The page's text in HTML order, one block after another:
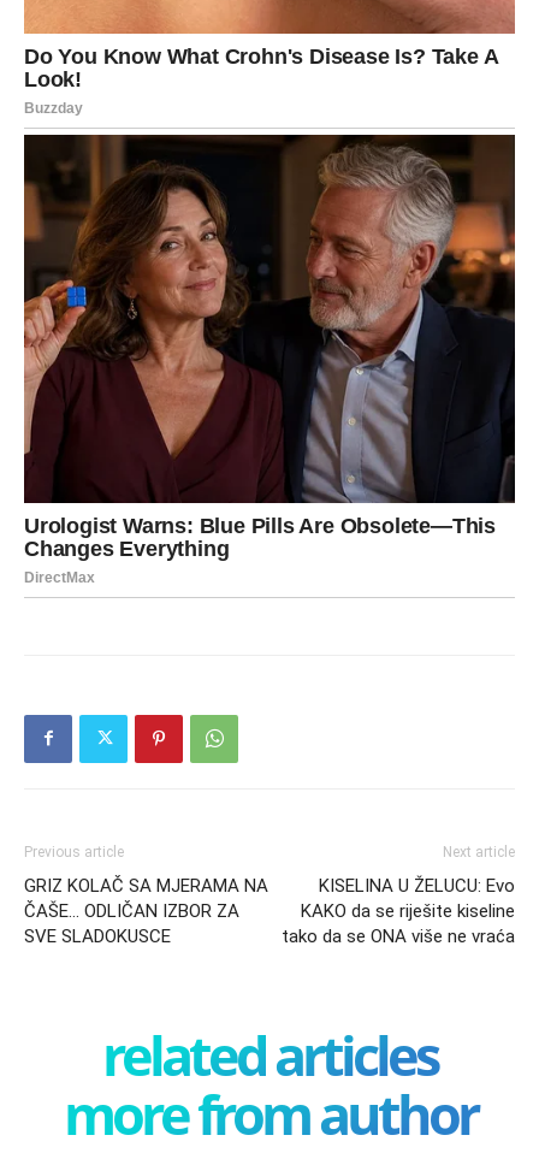
Previous article
GRIZ KOLAČ SA MJERAMA NA
ČAŠE… ODLIČAN IZBOR ZA
SVE SLADOKUSCE
Next article
KISELINA U ŽELUCU: Evo
KAKO da se riješite kiseline
tako da se ONA više ne vraća
related articles
more from author